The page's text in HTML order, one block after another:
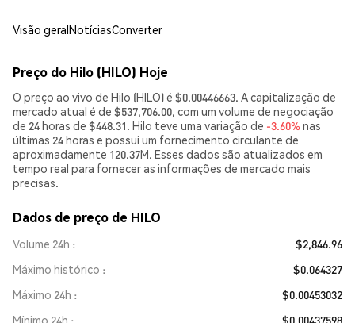
Visão geralNotíciasConverter
Preço do Hilo (HILO) Hoje
O preço ao vivo de Hilo (HILO) é $0.00446663. A capitalização de
mercado atual é de $537,706.00, com um volume de negociação
de 24 horas de $448.31. Hilo teve uma variação de -3.60% nas
últimas 24 horas e possui um fornecimento circulante de
aproximadamente 120.37M. Esses dados são atualizados em
tempo real para fornecer as informações de mercado mais
precisas.
Dados de preço de HILO
Volume 24h
$2,846.96
Máximo histórico
$0.064327
Máximo 24h
$0.00453032
Mínimo 24h
$0.00437598